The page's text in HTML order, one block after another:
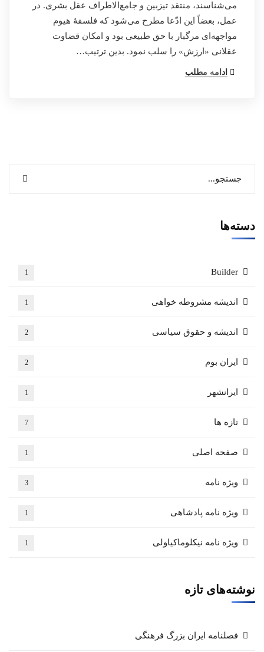
می‌شناسند، منتقد تیزبین و جامع‌الاطراف عقل بشری. در
عمل، بعضاً این ادّعا مطرح می‌شود که فلسفهٔ هیوم
مواجهه‌ای مرگبار با حق طبیعی بود و امکان قضاوت
عقلانی «ارزش» را سلب نمود. بدین ترتیب…
ادامه مطلب
دسته‌ها
Builder
1
اندیشه مشروطه خواهی 1
اندیشه و حقوق سیاسی 2
ایران بوم 2
ایرانشهر 1
تازه ها 7
صفحه اصلی 1
ویژه نامه 3
ویژه نامه پادشاهی 1
ویژه نامه نیکلوماکیاولی 1
نوشته‌های تازه
فصلنامه ایران بزرگ فرهنگی